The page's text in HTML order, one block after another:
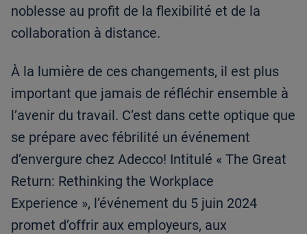
noblesse au profit de la flexibilité et de la
collaboration à distance.
À la lumière de ces changements, il est plus
important que jamais de réfléchir ensemble à
l’avenir du travail. C’est dans cette optique que
se prépare avec fébrilité un événement
d’envergure chez Adecco! Intitulé « The Great
Return: Rethinking the Workplace
Experience », l’événement du 5 juin 2024
promet d’offrir aux employeurs, aux